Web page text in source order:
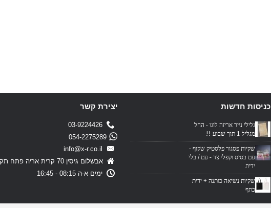
יצירת קשר
03-9224426
054-2275289
אבשלום גיסין 70 קרית אריה פתח תקווה
ימים א-ה 08:15 - 16:45
כניסות חדשות
גלילי נייר אריזה לוגו - החל
מגליל 1 תוך שבוע !!
שקיות פסגור פלסטיק שקוף -
עם בסיס וקפלי צד - עם / בלי
ידית
שקיות נשיאה כותנה + ידית
כתף